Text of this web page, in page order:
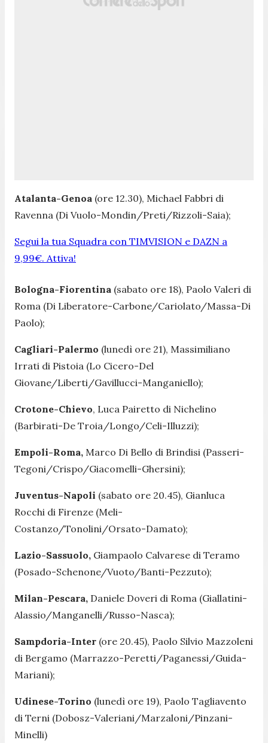
Atalanta-Genoa (ore 12.30), Michael Fabbri di
Ravenna (Di Vuolo-Mondin/Preti/Rizzoli-Saia);
Segui la tua Squadra con TIMVISION e DAZN a
9,99€. Attiva!
Bologna-Fiorentina (sabato ore 18), Paolo Valeri di
Roma (Di Liberatore-Carbone/Cariolato/Massa-Di
Paolo);
Cagliari-Palermo (lunedì ore 21), Massimiliano
Irrati di Pistoia (Lo Cicero-Del
Giovane/Liberti/Gavillucci-Manganiello);
Crotone-Chievo, Luca Pairetto di Nichelino
(Barbirati-De Troia/Longo/Celi-Illuzzi);
Empoli-Roma, Marco Di Bello di Brindisi (Passeri-
Tegoni/Crispo/Giacomelli-Ghersini);
Juventus-Napoli (sabato ore 20.45), Gianluca
Rocchi di Firenze (Meli-
Costanzo/Tonolini/Orsato-Damato);
Lazio-Sassuolo, Giampaolo Calvarese di Teramo
(Posado-Schenone/Vuoto/Banti-Pezzuto);
Milan-Pescara, Daniele Doveri di Roma (Giallatini-
Alassio/Manganelli/Russo-Nasca);
Sampdoria-Inter (ore 20.45), Paolo Silvio Mazzoleni
di Bergamo (Marrazzo-Peretti/Paganessi/Guida-
Mariani);
Udinese-Torino (lunedì ore 19), Paolo Tagliavento
di Terni (Dobosz-Valeriani/Marzaloni/Pinzani-
Minelli)